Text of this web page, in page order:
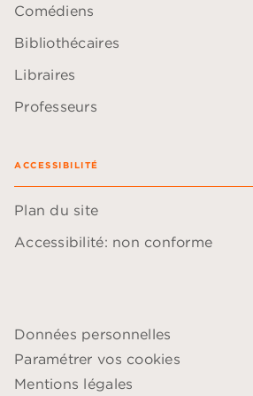
Comédiens
Bibliothécaires
Libraires
Professeurs
ACCESSIBILITÉ
Plan du site
Accessibilité: non conforme
Données personnelles
Paramétrer vos cookies
Mentions légales